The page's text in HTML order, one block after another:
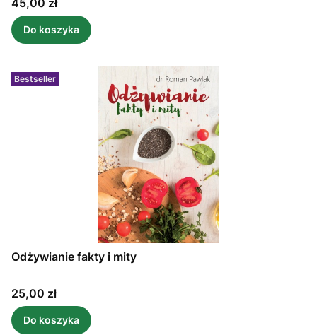
45,00 zł
Do koszyka
Bestseller
Odżywianie fakty i mity
Cena
25,00 zł
Do koszyka